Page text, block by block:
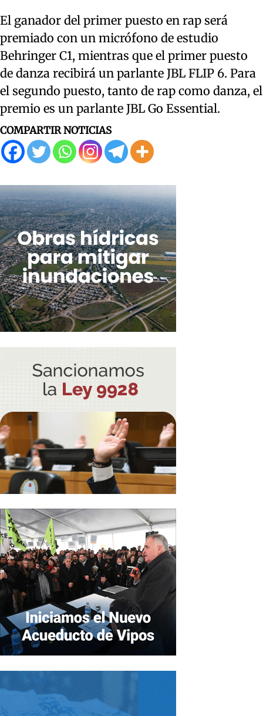
El ganador del primer puesto en rap será
premiado con un micrófono de estudio
Behringer C1, mientras que el primer puesto
de danza recibirá un parlante JBL FLIP 6. Para
el segundo puesto, tanto de rap como danza, el
premio es un parlante JBL Go Essential.
COMPARTIR NOTICIAS